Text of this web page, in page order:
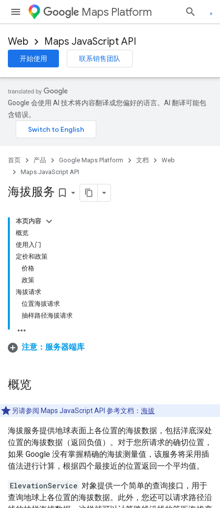
Maps Platform
Web Maps JavaScript API
开始使用 联系销售团队
Google 会使用 AI 技术将内容翻译成您偏好的语言。AI 翻译可能包
含错误。
首页 产品 Google Maps Platform 文档
Web
Maps JavaScript API
海拔服务 bookmark_border
本页内容
概览
使用入门
定价和政策
价格
政策
海拔请求
位置海拔请求
抽样路径海拔请求
注意：服务器端库
概览
另请参阅 Maps JavaScript API 参考文档： 海拔
海拔服务提供地球表面上各位置的海拔数据，包括洋底深处
位置的海拔数据（返回负值）。对于您所请求的确切位置，
如果 Google 没有掌握精确的海拔测量值，该服务将采用插
值法进行计算，根据四个最接近的位置返回一个平均值。
ElevationService 对象提供一个简单的查询接口，用于
查询地球上各位置的海拔数据。此外，您还可以请求路径沿